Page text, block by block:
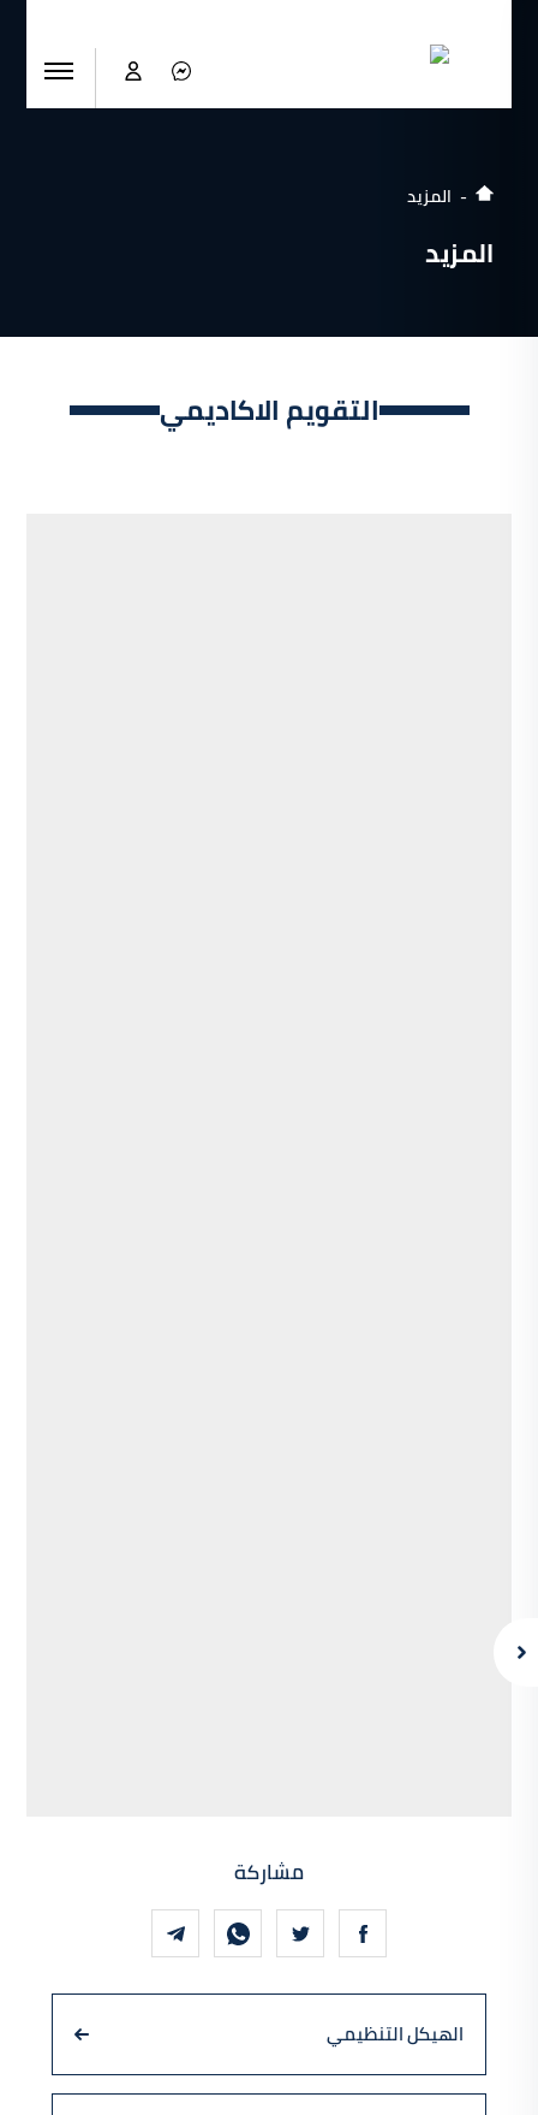
المزيد
المزيد
التقويم الاكاديمي
مشاركة
الهيكل التنظيمي